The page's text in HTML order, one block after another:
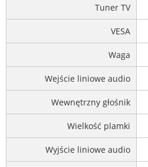
Tuner TV
VESA
Waga
Wejście liniowe audio
Wewnętrzny głośnik
Wielkość plamki
Wyjście liniowe audio